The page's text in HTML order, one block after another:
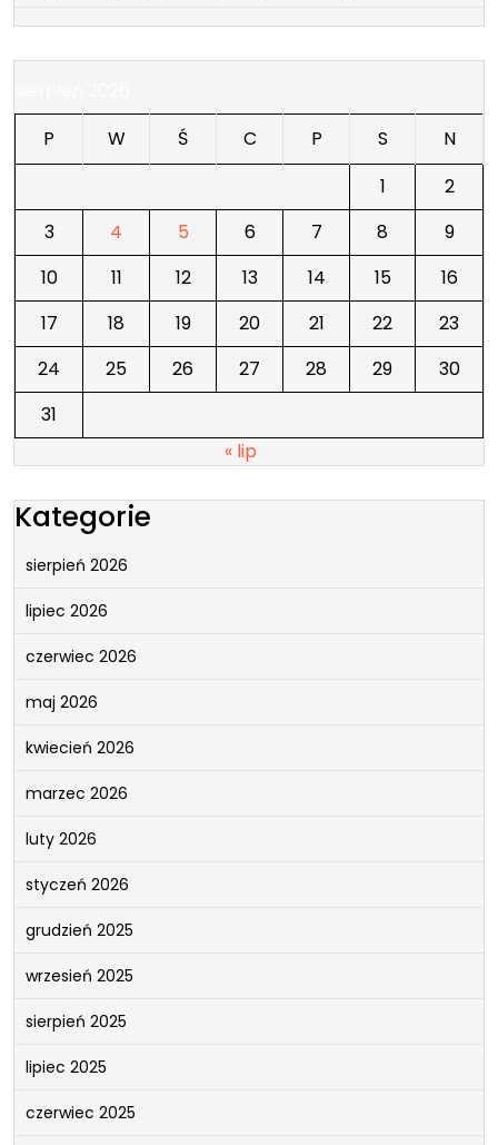
P
W Ś C P S
N
1
2
3
4 5 6 7 8
9
10
11 12 13 14 15
16
17
18 19 20 21 22
23
24
25 26 27 28 29
30
31
« lip
Kategorie
sierpień 2026
lipiec 2026
czerwiec 2026
maj 2026
kwiecień 2026
marzec 2026
luty 2026
styczeń 2026
grudzień 2025
wrzesień 2025
sierpień 2025
lipiec 2025
czerwiec 2025